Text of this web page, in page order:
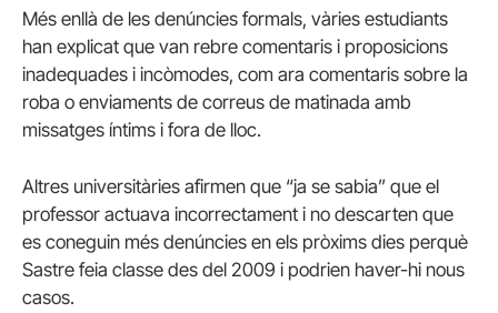
Més enllà de les denúncies formals, vàries estudiants
han explicat que van rebre comentaris i proposicions
inadequades i incòmodes, com ara comentaris sobre la
roba o enviaments de correus de matinada amb
missatges íntims i fora de lloc.
Altres universitàries afirmen que “ja se sabia” que el
professor actuava incorrectament i no descarten que
es coneguin més denúncies en els pròxims dies perquè
Sastre feia classe des del 2009 i podrien haver-hi nous
casos.